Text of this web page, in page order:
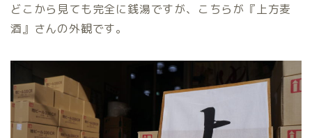
どこから見ても完全に銭湯ですが、こちらが『上方麦
酒』さんの外観です。